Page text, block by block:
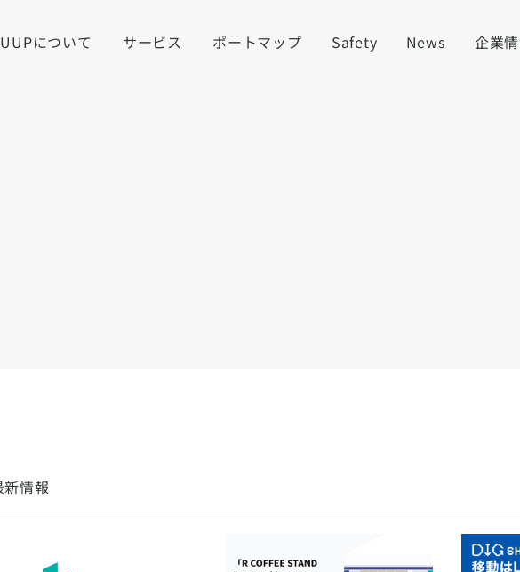
について サービス ポートマップ Safety News 企業
新情報